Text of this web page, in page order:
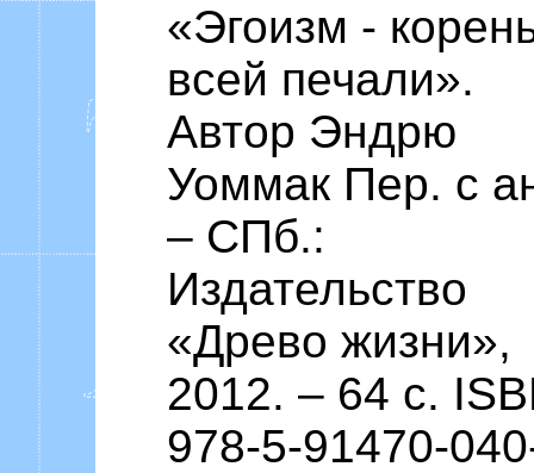
«Эгоизм -
всей печали».
Автор Эндрю
Уоммак Пер. с
– СПб.:
Издательство
«Древо жизни»,
2012. – 64 c.
978-5-91470-